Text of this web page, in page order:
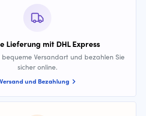
Lieferung mit DHL Express
bequeme Versandart und bezahlen Sie
sicher online.
Versand und Bezahlung